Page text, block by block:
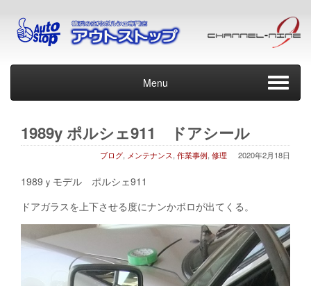
Menu
1989y ポルシェ911 ドアシール
2020年2月18日
ブログ, メンテナンス, 作業事例, 修理
1989ｙモデル ポルシェ911
ドアガラスを上下させる度にナンかボロが出てくる。